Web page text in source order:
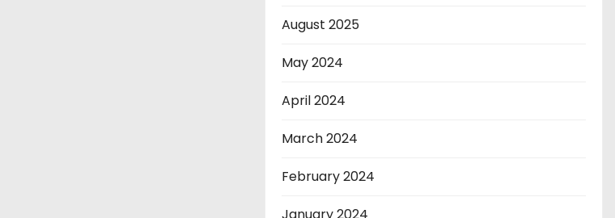
August 2025
May 2024
April 2024
March 2024
February 2024